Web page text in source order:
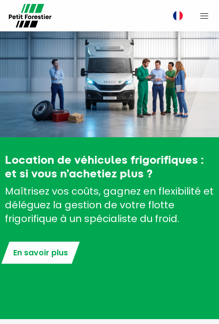
Location de véhicules frigorifiques :
et si vous n’achetiez plus ?
Maîtrisez vos coûts, gagnez en flexibilité et
déléguez la gestion de votre flotte
frigorifique à un spécialiste du froid.
En savoir plus